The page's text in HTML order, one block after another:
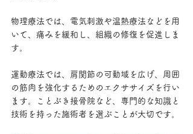
物理療法では、電気刺激や温熱療法などを用
いて、痛みを緩和し、組織の修復を促進しま
す。
運動療法では、肩関節の可動域を広げ、周囲
の筋肉を強化するためのエクササイズを行い
ます。ことぶき接骨院など、専門的な知識と
技術を持った施術者を選ぶことが大切です。